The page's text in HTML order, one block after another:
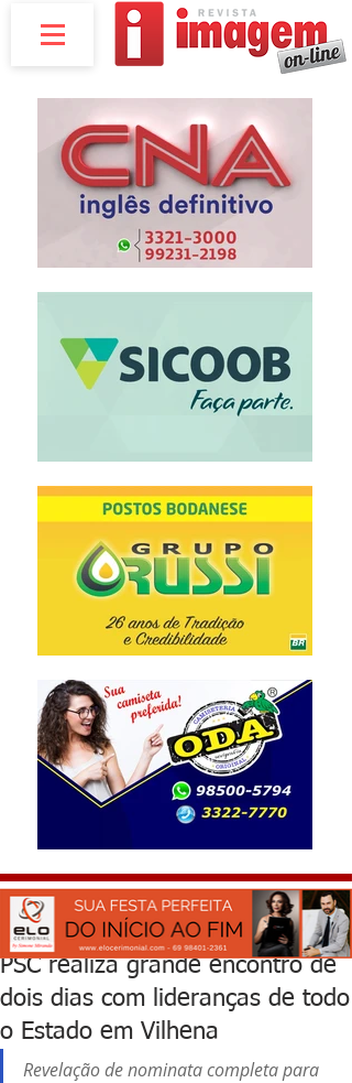
PSC realiza grande encontro de
dois dias com lideranças de todo
o Estado em Vilhena
Revelação de nominata completa para